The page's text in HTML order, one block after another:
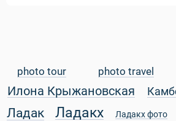
photo tour photo travel
Илона Крыжановская
Ладак
Ладакх Ладакх фото